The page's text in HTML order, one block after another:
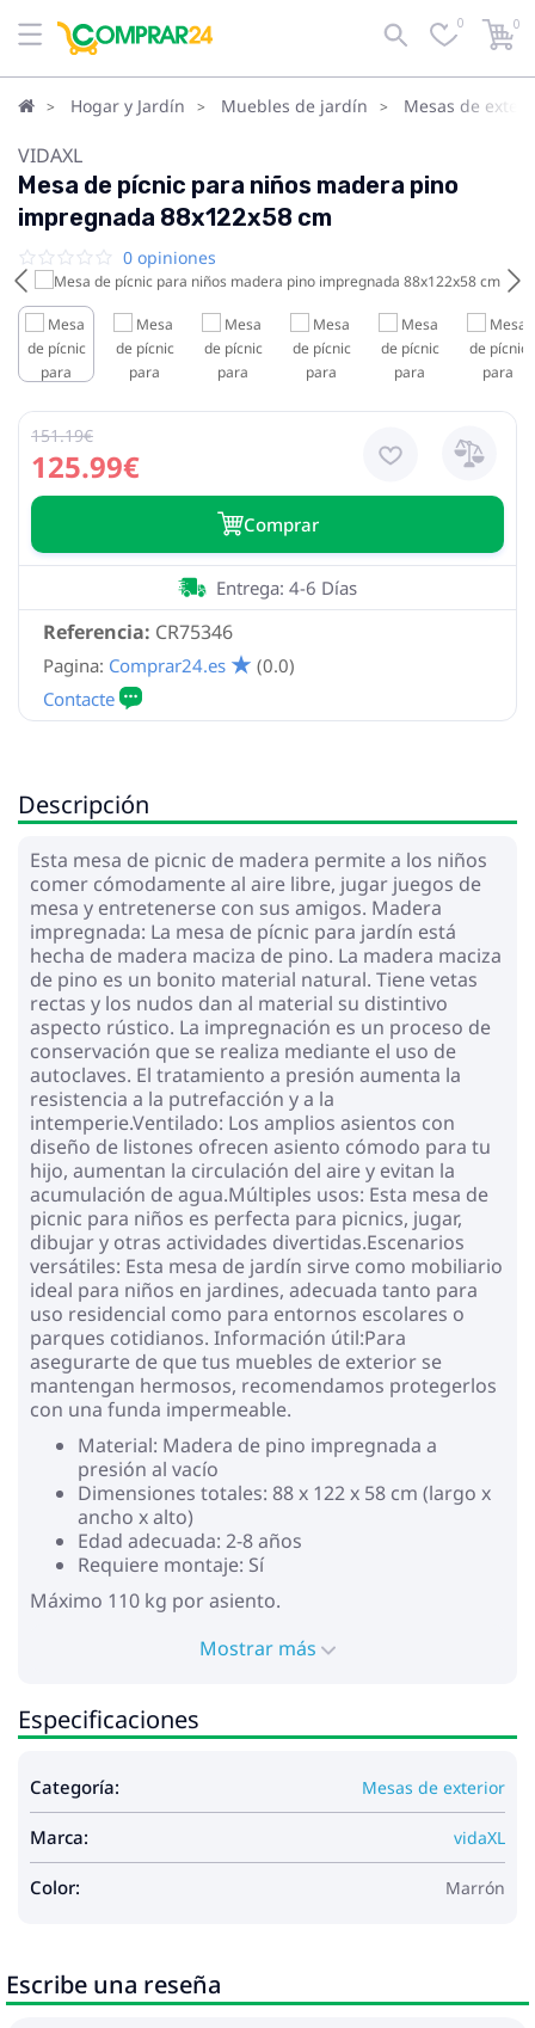
0 0
Hogar y Jardín Muebles de jardín Mesas de
VIDAXL
Mesa de pícnic para niños madera pino
impregnada 88x122x58 cm
0 opiniones
125.99€
151.19€
Сomprar
Referencia: CR75346
Entrega: 4-6 Días
Pagina: Comprar24.es (0.0)
Descripción
Esta mesa de picnic de madera permite a los niños
comer cómodamente al aire libre, jugar juegos de
mesa y entretenerse con sus amigos. Madera
impregnada: La mesa de pícnic para jardín está
hecha de madera maciza de pino. La madera maciza
de pino es un bonito material natural. Tiene vetas
rectas y los nudos dan al material su distintivo
aspecto rústico. La impregnación es un proceso de
conservación que se realiza mediante el uso de
autoclaves. El tratamiento a presión aumenta la
resistencia a la putrefacción y a la
intemperie.Ventilado: Los amplios asientos con
diseño de listones ofrecen asiento cómodo para tu
hijo, aumentan la circulación del aire y evitan la
acumulación de agua.Múltiples usos: Esta mesa de
picnic para niños es perfecta para picnics, jugar,
dibujar y otras actividades divertidas.Escenarios
versátiles: Esta mesa de jardín sirve como mobiliario
ideal para niños en jardines, adecuada tanto para
uso residencial como para entornos escolares o
parques cotidianos. Información útil:Para
asegurarte de que tus muebles de exterior se
mantengan hermosos, recomendamos protegerlos
con una funda impermeable.
Material: Madera de pino impregnada a
presión al vacío
Dimensiones totales: 88 x 122 x 58 cm (largo x
ancho x alto)
Edad adecuada: 2-8 años
Requiere montaje: Sí
Máximo 110 kg por asiento.
Mostrar más
Especificaciones
Categoría: Mesas de exterior
Marca: vidaXL
Color: Marrón
Escribe una reseña